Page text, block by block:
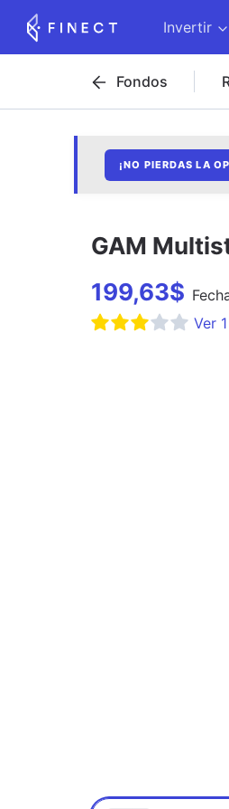
Invertir
Fondos
¡NO PIERDAS LA
GAM
199,63$
Ver 1